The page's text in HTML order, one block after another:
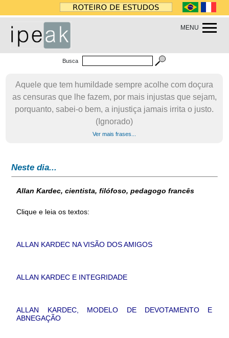
MENU
Busca
Aquele que tem humildade sempre acolhe com doçura
as censuras que lhe fazem, por mais injustas que sejam,
porquanto, sabei-o bem, a injustiça jamais irrita o justo.
(Ignorado)
Ver mais frases...
Neste dia...
Allan Kardec, cientista, filófoso, pedagogo francês
Clique e leia os textos:
ALLAN KARDEC NA VISÃO DOS AMIGOS
ALLAN KARDEC E INTEGRIDADE
ALLAN KARDEC, MODELO DE DEVOTAMENTO E
ABNEGAÇÃO